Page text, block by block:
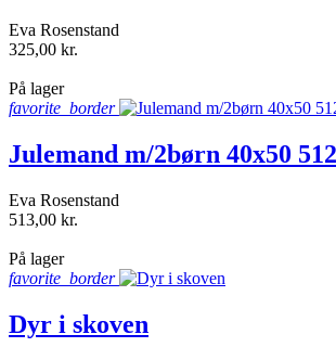
Eva Rosenstand
325,00 kr.
På lager
favorite_border
Julemand m/2børn 40x50
Eva Rosenstand
513,00 kr.
På lager
favorite_border
Dyr i skoven